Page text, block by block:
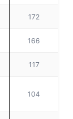
172
166
117
104